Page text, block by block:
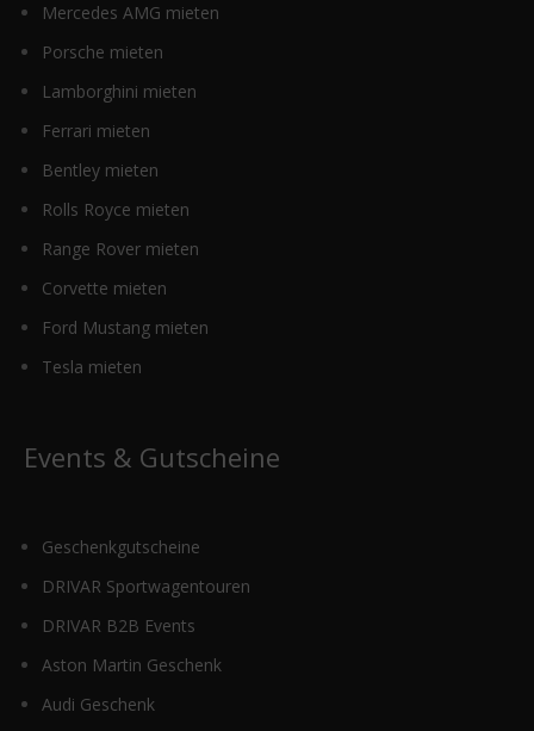
Mercedes AMG mieten
Porsche mieten
Lamborghini mieten
Ferrari mieten
Bentley mieten
Rolls Royce mieten
Range Rover mieten
Corvette mieten
Ford Mustang mieten
Tesla mieten
Events & Gutscheine
Geschenkgutscheine
DRIVAR Sportwagentouren
DRIVAR B2B Events
Aston Martin Geschenk
Audi Geschenk